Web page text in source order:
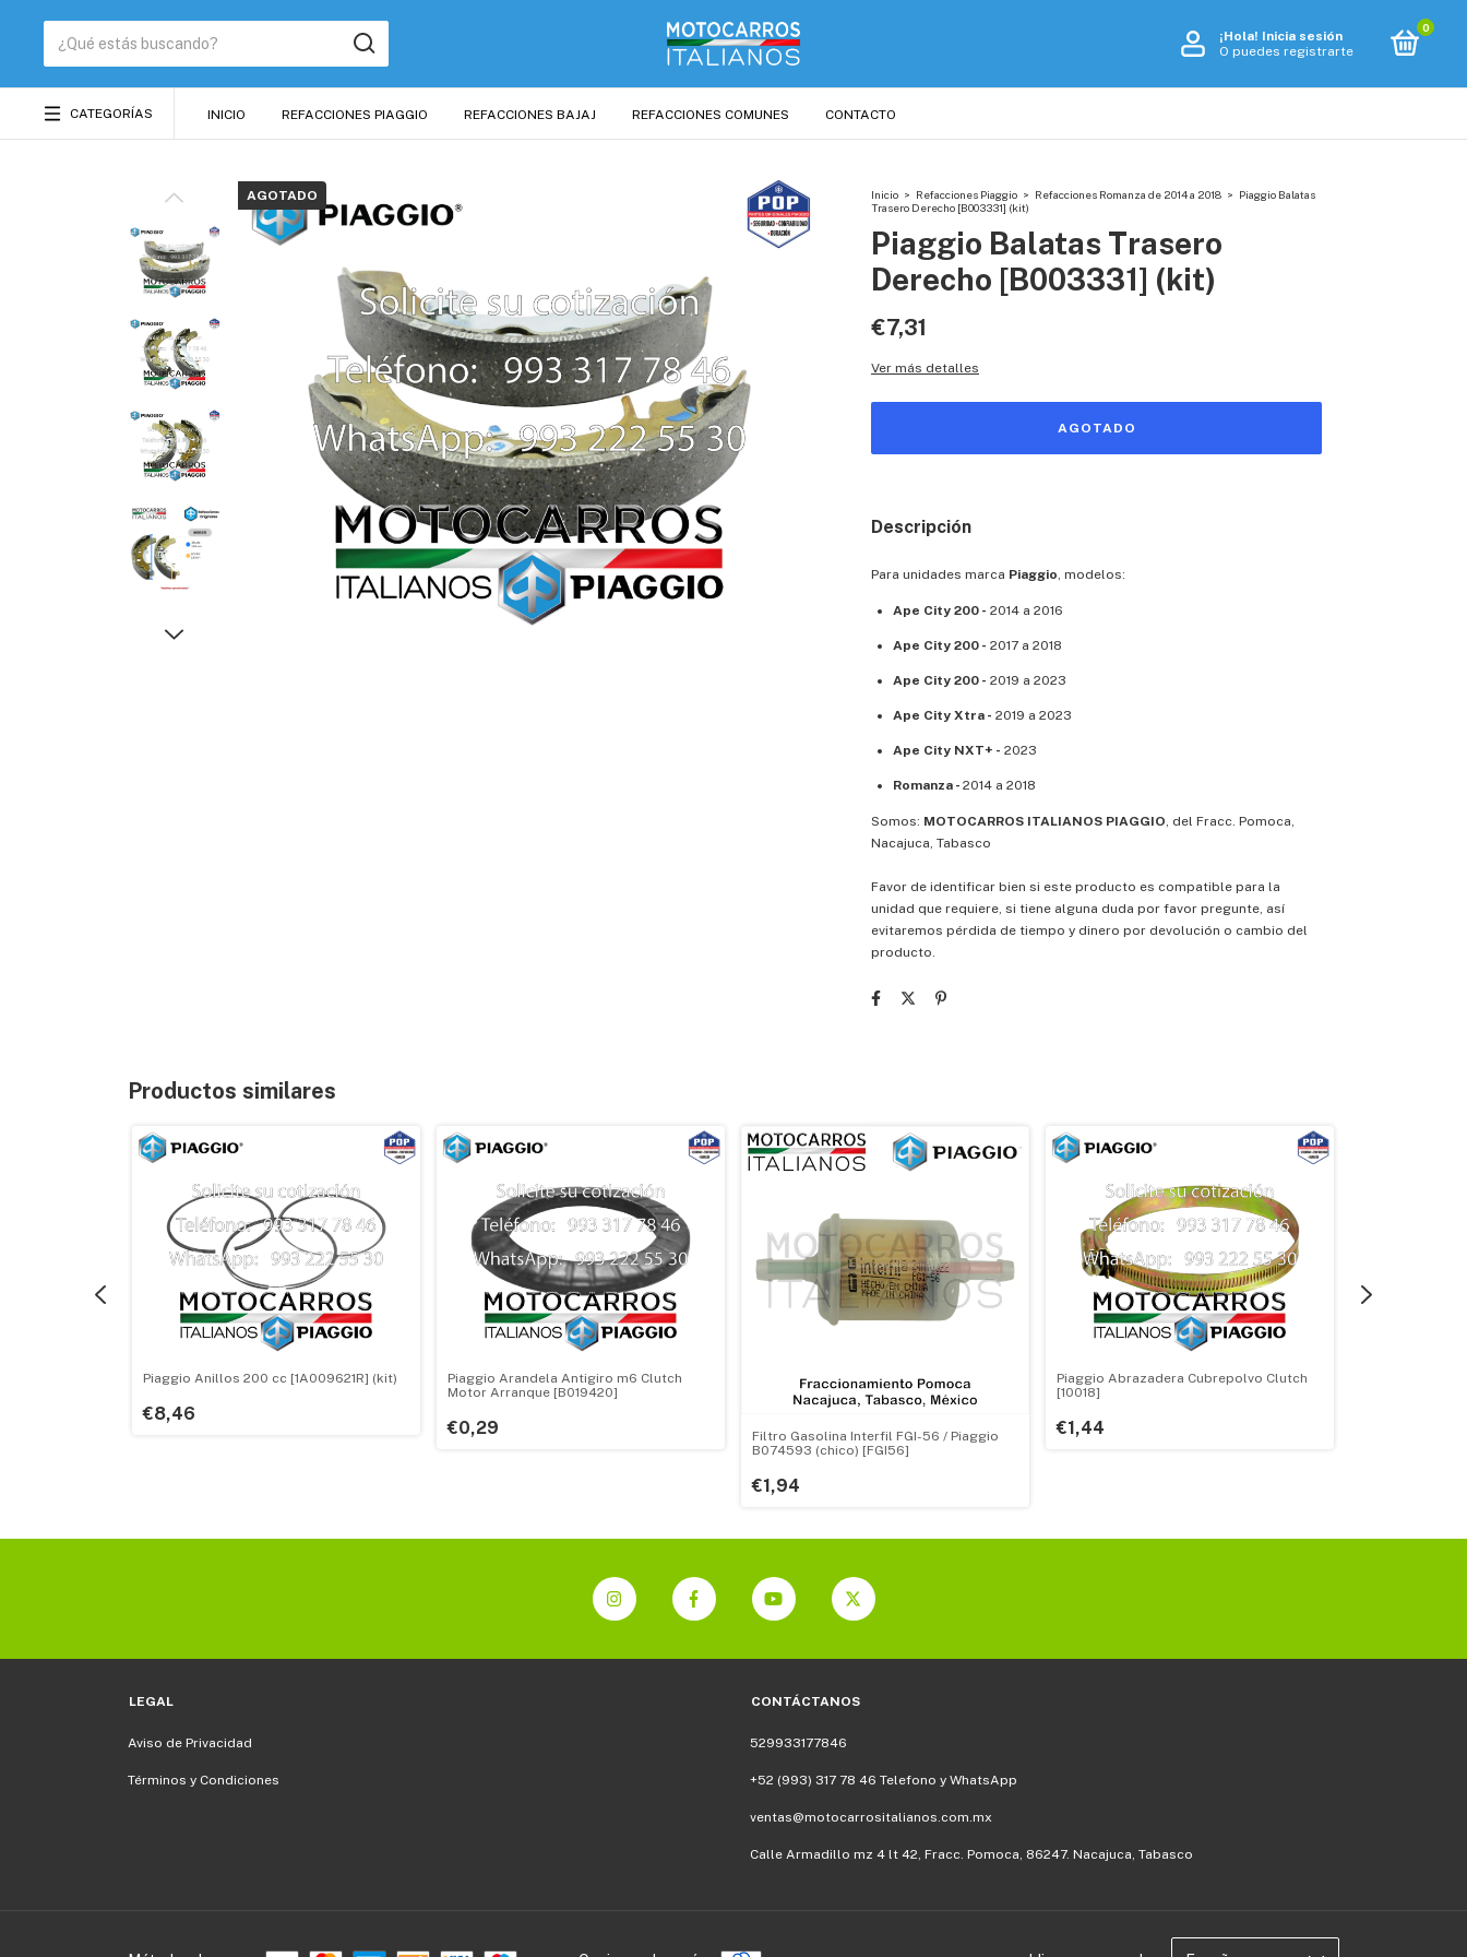
¡Hola! Inicia sesión
O puedes registrarte
0
CATEGORÍAS INICIO REFACCIONES PIAGGIO REFACCIONES BAJAJ REFACCIONES COMUNES CONTACTO
AGOTADO Inicio > Refacciones Piaggio > Refacciones Romanza de 2014 a 2018 > Piaggio Balatas
Trasero Derecho [B003331] (kit)
Piaggio Balatas Trasero
Derecho [B003331] (kit)
€7,31
Ver más detalles
Descripción
Para unidades marca Piaggio, modelos:
Ape City 200 - 2014 a 2016
Ape City 200 - 2017 a 2018
Ape City 200 - 2019 a 2023
Ape City Xtra - 2019 a 2023
Ape City NXT+ - 2023
Romanza - 2014 a 2018
Somos: MOTOCARROS ITALIANOS PIAGGIO, del Fracc. Pomoca,
Nacajuca, Tabasco
Favor de identificar bien si este producto es compatible para la
unidad que requiere, si tiene alguna duda por favor pregunte, así
evitaremos pérdida de tiempo y dinero por devolución o cambio del
producto.
Productos similares
Piaggio Anillos 200 cc [1A009621R] (kit)
€8,46
Piaggio Arandela Antigiro m6 Clutch
Motor Arranque [B019420]
€0,29
Filtro Gasolina Interfil FGI-56 / Piaggio
B074593 (chico) [FGI56]
€1,94
Piaggio Abrazadera Cubrepolvo Clutch
[10018]
€1,44
LEGAL
Aviso de Privacidad
Términos y Condiciones
CONTÁCTANOS
529933177846
+52 (993) 317 78 46 Telefono y WhatsApp
ventas@motocarrositalianos.com.mx
Calle Armadillo mz 4 lt 42, Fracc. Pomoca, 86247. Nacajuca, Tabasco